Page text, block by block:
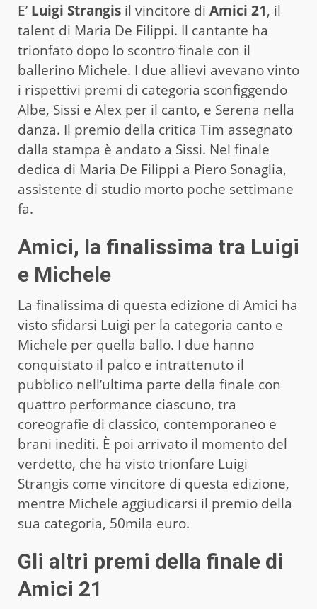
E’ Luigi Strangis il vincitore di Amici 21, il
talent di Maria De Filippi. Il cantante ha
trionfato dopo lo scontro finale con il
ballerino Michele. I due allievi avevano vinto
i rispettivi premi di categoria sconfiggendo
Albe, Sissi e Alex per il canto, e Serena nella
danza. Il premio della critica Tim assegnato
dalla stampa è andato a Sissi. Nel finale
dedica di Maria De Filippi a Piero Sonaglia,
assistente di studio morto poche settimane
fa.
Amici, la finalissima tra Luigi
e Michele
La finalissima di questa edizione di Amici ha
visto sfidarsi Luigi per la categoria canto e
Michele per quella ballo. I due hanno
conquistato il palco e intrattenuto il
pubblico nell’ultima parte della finale con
quattro performance ciascuno, tra
coreografie di classico, contemporaneo e
brani inediti. È poi arrivato il momento del
verdetto, che ha visto trionfare Luigi
Strangis come vincitore di questa edizione,
mentre Michele aggiudicarsi il premio della
sua categoria, 50mila euro.
Gli altri premi della finale di
Amici 21